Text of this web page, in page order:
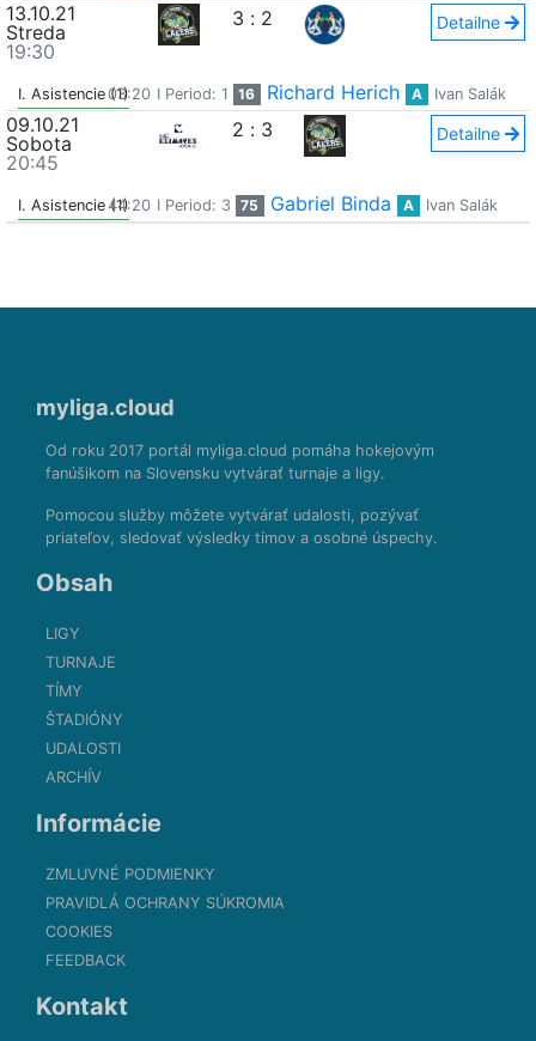
13.10.21
Streda
19:30
3 : 2 Detailne
I. Asistencie (1)03:20 I Period: 1 16 Richard Herich A Ivan Salák
09.10.21
Sobota
20:45
2 : 3 Detailne
I. Asistencie (1)44:20 I Period: 3 75 Gabriel Binda A Ivan Salák
myliga.cloud
Od roku 2017 portál myliga.cloud pomáha hokejovým
fanúšikom na Slovensku vytvárať turnaje a ligy.
Pomocou služby môžete vytvárať udalosti, pozývať
priateľov, sledovať výsledky tímov a osobné úspechy.
Obsah
LIGY
TURNAJE
TÍMY
ŠTADIÓNY
UDALOSTI
ARCHÍV
Informácie
ZMLUVNÉ PODMIENKY
PRAVIDLÁ OCHRANY SÚKROMIA
COOKIES
FEEDBACK
Kontakt